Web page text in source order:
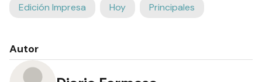
Edición Impresa Hoy Principales
Autor